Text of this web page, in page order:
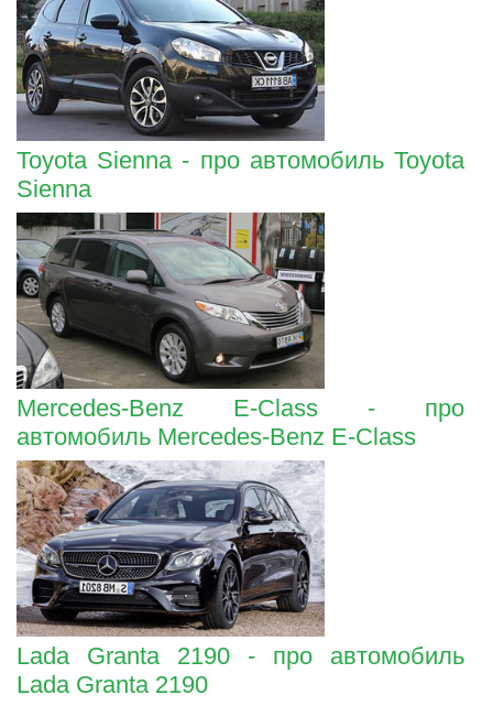
Toyota Sienna - про автомобиль Toyota
Sienna
Mercedes-Benz E-Class - про
автомобиль Mercedes-Benz E-Class
Lada Granta 2190 - про автомобиль
Lada Granta 2190